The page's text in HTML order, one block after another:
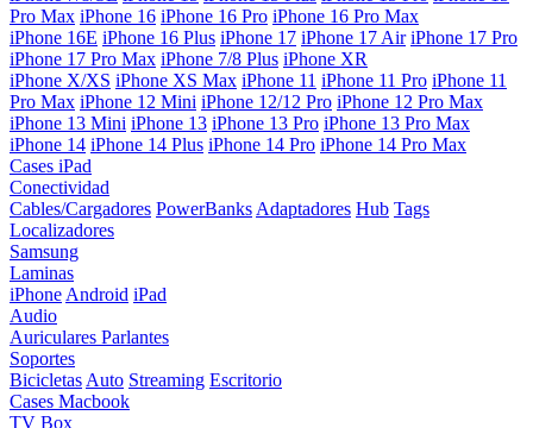
Pro Max iPhone 16 iPhone 16 Pro iPhone 16 Pro Max
iPhone 16E iPhone 16 Plus iPhone 17 iPhone 17 Air iPhone 17 Pro
iPhone 17 Pro Max iPhone 7/8 Plus iPhone XR
iPhone X/XS iPhone XS Max iPhone 11 iPhone 11 Pro iPhone 11
Pro Max iPhone 12 Mini iPhone 12/12 Pro iPhone 12 Pro Max
iPhone 13 Mini iPhone 13 iPhone 13 Pro iPhone 13 Pro Max
iPhone 14 iPhone 14 Plus iPhone 14 Pro iPhone 14 Pro Max
Cases iPad
Conectividad
Cables/Cargadores PowerBanks Adaptadores Hub Tags
Localizadores
Samsung
Laminas
iPhone Android iPad
Audio
Auriculares Parlantes
Soportes
Bicicletas Auto Streaming Escritorio
Cases Macbook
TV Box